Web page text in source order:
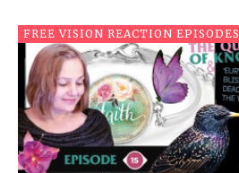
FREE VISION REACTION EPISODES